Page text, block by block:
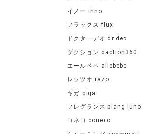
イノー inno
フラックス flux
ドクターデオ dr.deo
ダクション daction360
エールベベ ailebebe
レッツオ razo
ギガ giga
フレグランス blang luno
コネコ coneco